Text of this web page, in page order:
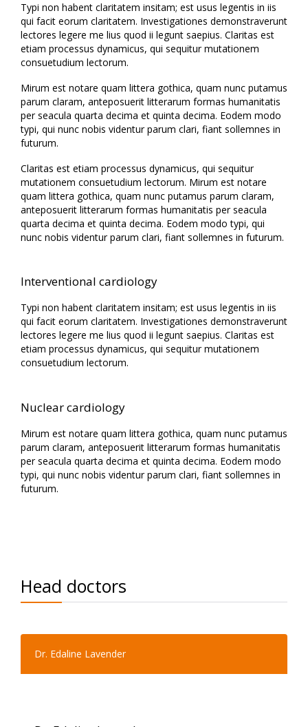
Typi non habent claritatem insitam; est usus legentis in iis
qui facit eorum claritatem. Investigationes demonstraverunt
lectores legere me lius quod ii legunt saepius. Claritas est
etiam processus dynamicus, qui sequitur mutationem
consuetudium lectorum.
Mirum est notare quam littera gothica, quam nunc putamus
parum claram, anteposuerit litterarum formas humanitatis
per seacula quarta decima et quinta decima. Eodem modo
typi, qui nunc nobis videntur parum clari, fiant sollemnes in
futurum.
Claritas est etiam processus dynamicus, qui sequitur
mutationem consuetudium lectorum. Mirum est notare
quam littera gothica, quam nunc putamus parum claram,
anteposuerit litterarum formas humanitatis per seacula
quarta decima et quinta decima. Eodem modo typi, qui
nunc nobis videntur parum clari, fiant sollemnes in futurum.
Interventional cardiology
Typi non habent claritatem insitam; est usus legentis in iis
qui facit eorum claritatem. Investigationes demonstraverunt
lectores legere me lius quod ii legunt saepius. Claritas est
etiam processus dynamicus, qui sequitur mutationem
consuetudium lectorum.
Nuclear cardiology
Mirum est notare quam littera gothica, quam nunc putamus
parum claram, anteposuerit litterarum formas humanitatis
per seacula quarta decima et quinta decima. Eodem modo
typi, qui nunc nobis videntur parum clari, fiant sollemnes in
futurum.
Head doctors
Dr. Edaline Lavender